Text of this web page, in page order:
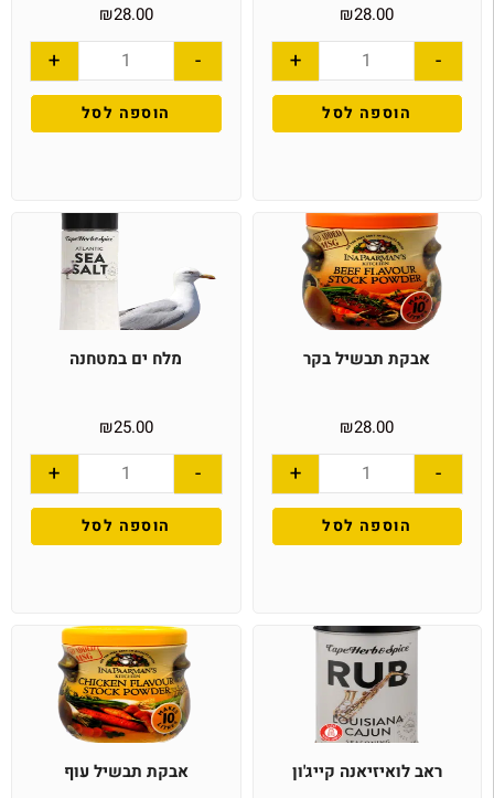
₪28.00
-
+
הוספה לסל
₪28.00
-
+
הוספה לסל
אבקת תבשיל בקר
₪28.00
-
+
הוספה לסל
מלח ים במטחנה
₪25.00
-
+
הוספה לסל
ראב לואיזיאנה קייג'ון אבקת תבשיל עוף